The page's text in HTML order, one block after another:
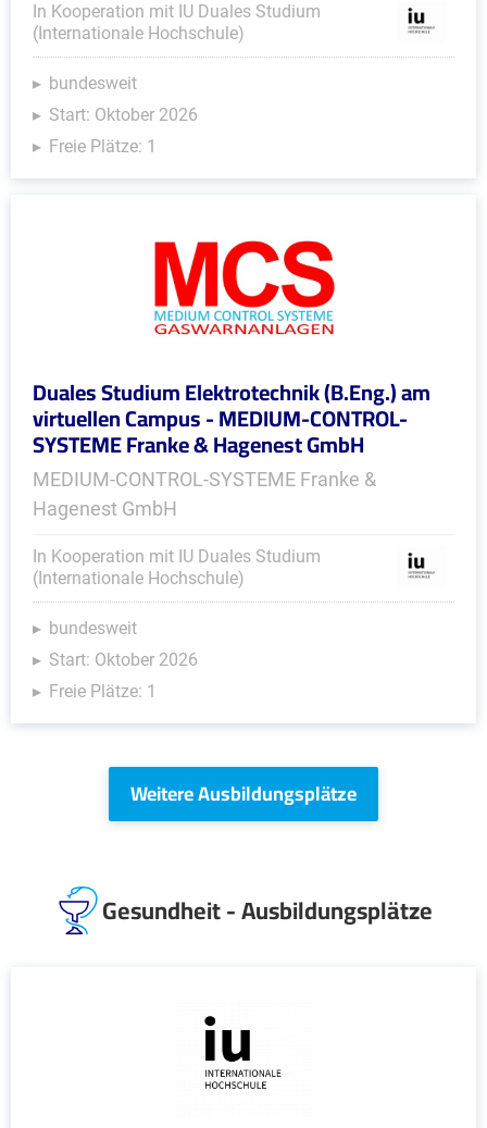
In Kooperation mit IU Duales Studium
(Internationale Hochschule)
bundesweit
Start: Oktober 2026
Freie Plätze: 1
Duales Studium Elektrotechnik (B.Eng.) am
virtuellen Campus - MEDIUM-CONTROL-
SYSTEME Franke & Hagenest GmbH
MEDIUM-CONTROL-SYSTEME Franke &
Hagenest GmbH
In Kooperation mit IU Duales Studium
(Internationale Hochschule)
bundesweit
Start: Oktober 2026
Freie Plätze: 1
Weitere Ausbildungsplätze
Gesundheit - Ausbildungsplätze